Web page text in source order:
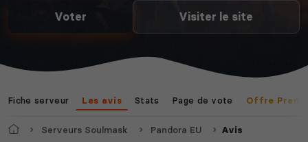
Voter Visiter le site
Fiche serveur Les avis Stats Page de vote Offre
AccueilServeurs Soulmask Pandora EU Avis